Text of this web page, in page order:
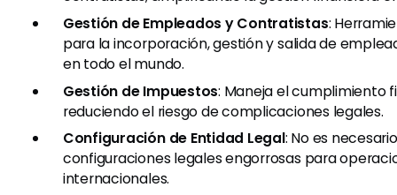
Gestión de Empleados y Contratistas:
para la incorporación, gestión y salida de
en todo el mundo.
Gestión de Impuestos: Maneja el cumplimiento
reduciendo el riesgo de complicaciones legales.
Configuración de Entidad Legal: No es
configuraciones legales engorrosas para
internacionales.